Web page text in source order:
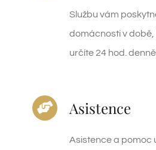
Službu vám
domácnosti v době,
určíte 24 hod.
Asistence
Asistence a pomoc